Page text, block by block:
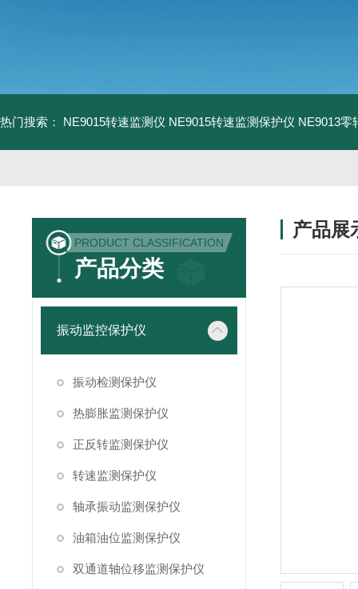
热门搜索： NE9015转速监测仪 NE9015转速监测保护仪 NE9013零
PRODUCT CLASSIFICATION
产品分类
振动监控保护仪
振动检测保护仪
热膨胀监测保护仪
正反转监测保护仪
转速监测保护仪
轴承振动监测保护仪
油箱油位监测保护仪
双通道轴位移监测保护仪
产品展